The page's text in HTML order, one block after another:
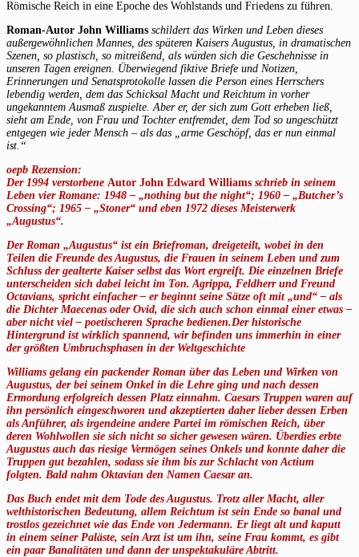
Römische Reich in eine Epoche des Wohlstands und Friedens zu führen.
Roman-Autor John Williams schildert das Wirken und Leben dieses
außergewöhnlichen Mannes, des späteren Kaisers Augustus, in dramatischen
Szenen, so plastisch, so mitreißend, als würden sich die Geschehnisse in
unseren Tagen ereignen. Überwiegend fiktive Briefe und Notizen,
Erinnerungen und Senatsprotokolle lassen die Person eines Herrschers
lebendig werden, dem das Schicksal Macht und Reichtum in vorher
ungekanntem Ausmaß zuspielte. Aber er, der sich zum Gott erheben ließ,
sieht am Ende, von Frau und Tochter entfremdet, dem Tod so ungeschützt
entgegen wie jeder Mensch – als das „arme Geschöpf, das er nun einmal
ist.“
oepb Rezension:
Der 1994 verstorbene Autor John Edward Williams schrieb in seinem
Leben vier Romane: 1948 – „nothing but the night“; 1960 – „Butcher’s
Crossing“; 1965 – „Stoner“ und eben 1972 dieses Meisterwerk
„Augustus“.
Der Roman „Augustus“ ist ein Briefroman, dreigeteilt, wobei in den
Teilen die Freunde des Augustus, die Frauen in seinem Leben und zum
Schluss der gealterte Kaiser selbst das Wort ergreift. Die einzelnen Briefe
unterscheiden sich dabei leicht im Ton. Agrippa, Feldherr und Freund
Octavians, spricht einfacher – er beginnt seine Sätze oft mit „und“ – als
die Dichter Maecenas oder Ovid, die sich auch schon einmal einer etwas –
aber nicht viel – poetischeren Sprache bedienen.Der historische
Hintergrund ist wirklich spannend, wir befinden uns immerhin in einer
der größten Umbruchsphasen in der Weltgeschichte
Williams gelang ein packender Roman über das Leben und Wirken von
Augustus, der bei seinem Onkel in die Lehre ging und nach dessen
Ermordung erfolgreich dessen Platz einnahm. Caesars Truppen waren auf
ihn persönlich eingeschworen und akzeptierten daher lieber dessen Erben
als Anführer, als irgendeine andere Partei im römischen Reich, über
deren Wohlwollen sie sich nicht so sicher gewesen wären. Überdies erbte
Augustus auch das riesige Vermögen seines Onkels und konnte daher die
Truppen gut bezahlen, sodass sie ihm bis zur Schlacht von Actium
folgten. Bald nahm Oktavian den Namen Caesar an.
Das Buch endet mit dem Tode des Augustus. Trotz aller Macht, aller
welthistorischen Bedeutung, allem Reichtum ist sein Ende so banal und
trostlos gezeichnet wie das Ende von Jedermann. Er liegt alt und kaputt
in einem seiner Paläste, sein Arzt ist um ihn, seine Frau kommt, es gibt
ein paar Banalitäten und dann der unspektakuläre Abtritt.